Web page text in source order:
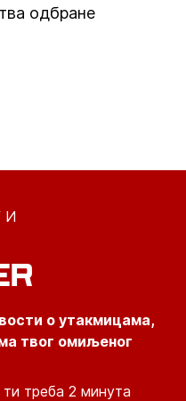
одбране
И
о утакмицама,
твог омиљеног
ти треба 2 минута